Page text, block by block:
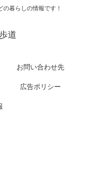
暮らしの情報です！
道
お問い合わせ先
広告ポリシー